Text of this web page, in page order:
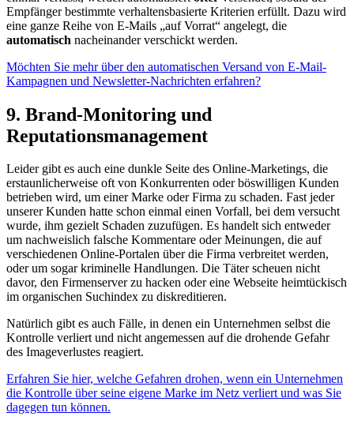
Empfänger bestimmte verhaltensbasierte Kriterien erfüllt. Dazu wird
eine ganze Reihe von E-Mails „auf Vorrat“ angelegt, die
automatisch nacheinander verschickt werden.
Möchten Sie mehr über den automatischen Versand von E-Mail-
Kampagnen und Newsletter-Nachrichten erfahren?
9. Brand-Monitoring und
Reputationsmanagement
Leider gibt es auch eine dunkle Seite des Online-Marketings, die
erstaunlicherweise oft von Konkurrenten oder böswilligen Kunden
betrieben wird, um einer Marke oder Firma zu schaden. Fast jeder
unserer Kunden hatte schon einmal einen Vorfall, bei dem versucht
wurde, ihm gezielt Schaden zuzufügen. Es handelt sich entweder
um nachweislich falsche Kommentare oder Meinungen, die auf
verschiedenen Online-Portalen über die Firma verbreitet werden,
oder um sogar kriminelle Handlungen. Die Täter scheuen nicht
davor, den Firmenserver zu hacken oder eine Webseite heimtückisch
im organischen Suchindex zu diskreditieren.
Natürlich gibt es auch Fälle, in denen ein Unternehmen selbst die
Kontrolle verliert und nicht angemessen auf die drohende Gefahr
des Imageverlustes reagiert.
Erfahren Sie hier, welche Gefahren drohen, wenn ein Unternehmen
die Kontrolle über seine eigene Marke im Netz verliert und was Sie
dagegen tun können.